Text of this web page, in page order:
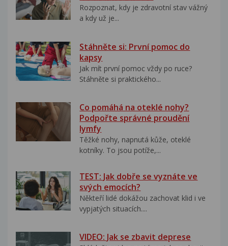
Rozpoznat, kdy je zdravotní stav vážný
a kdy už je...
Stáhněte si: První pomoc do
kapsy
Jak mít první pomoc vždy po ruce?
Stáhněte si praktického...
Co pomáhá na oteklé nohy?
Podpořte správné proudění
lymfy
Těžké nohy, napnutá kůže, oteklé
kotníky. To jsou potíže,...
TEST: Jak dobře se vyznáte ve
svých emocích?
Někteří lidé dokážou zachovat klid i ve
vypjatých situacích....
VIDEO: Jak se zbavit deprese